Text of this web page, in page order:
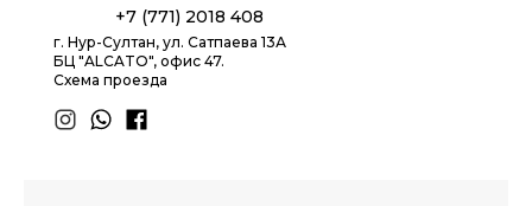
+7 (771) 2018 408
г. Нур-Султан, ул. Сатпаева 13А
БЦ "ALCATO", офис 47.
Схема проезда